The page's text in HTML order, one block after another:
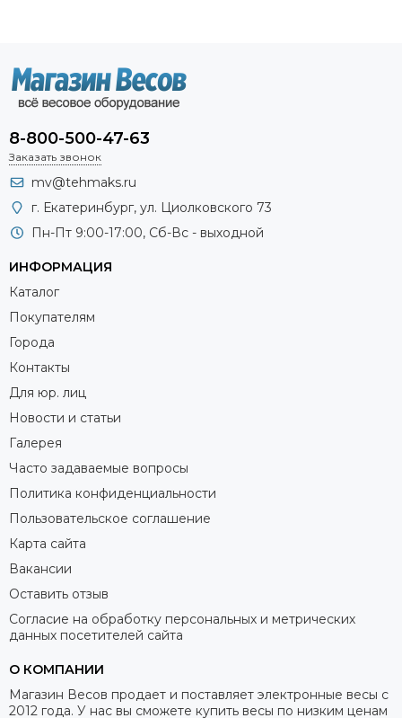
8-800-500-47-63
Заказать звонок
mv@tehmaks.ru
г. Екатеринбург, ул. Циолковского 73
Пн-Пт 9:00-17:00, Сб-Вс - выходной
ИНФОРМАЦИЯ
Каталог
Покупателям
Города
Контакты
Для юр. лиц
Новости и статьи
Галерея
Часто задаваемые вопросы
Политика конфиденциальности
Пользовательское соглашение
Карта сайта
Вакансии
Оставить отзыв
Согласие на обработку персональных и метрических
данных посетителей сайта
О КОМПАНИИ
Магазин Весов продает и поставляет электронные весы с
2012 года. У нас вы сможете купить весы по низким ценам